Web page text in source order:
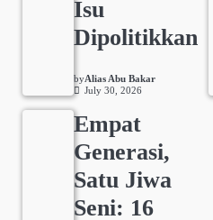
Isu
Dipolitikkan
byAlias Abu Bakar
July 30, 2026
Empat
Generasi,
Satu Jiwa
Seni: 16